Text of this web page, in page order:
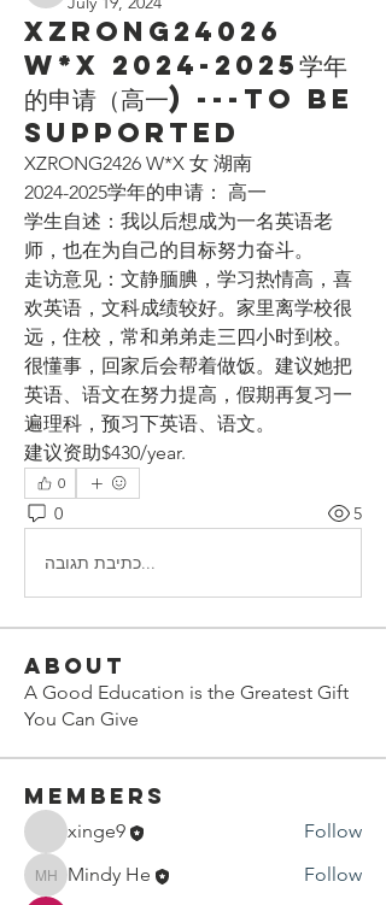
XZRONG24026
W*X 2024-2025学年
的申请（高一) ---To be
supported
XZRONG2426 W*X 女 湖南
2024-2025学年的申请： 高一
学生自述： 我以后想成为一名英语老
师，也在为自己的目标努力奋斗。
走访意见： 文静腼腆，学习热情高，喜
欢英语，文科成绩较好。家里离学校很
远，住校，常和弟弟走三四小时到校。
很懂事，回家后会帮着做饭。建议她把
英语、语文在努力提高，假期再复习一
遍理科，预习下英语、语文。
建议资助$430/year.
0
0 5
כתיבת תגובה...
About
A Good Education is the Greatest Gift
You Can Give
Members
xinge9 Follow
Mindy He
Mindy He
Follow